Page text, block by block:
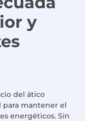
y
del ático
mantener el
energéticos. Sin